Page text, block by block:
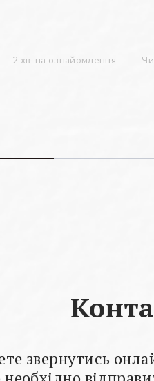
2 хв. на ознайомлення
звернутись